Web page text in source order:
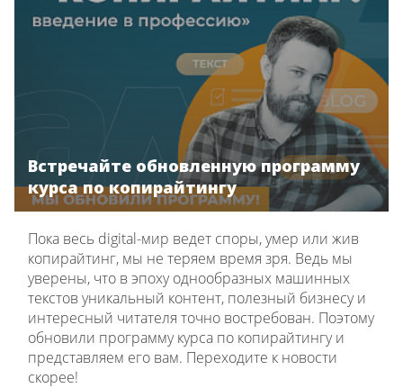
Встречайте обновленную программу
курса по копирайтингу
Пока весь digital-мир ведет споры, умер или жив
копирайтинг, мы не теряем время зря. Ведь мы
уверены, что в эпоху однообразных машинных
текстов уникальный контент, полезный бизнесу и
интересный читателя точно востребован. Поэтому
обновили программу курса по копирайтингу и
представляем его вам. Переходите к новости
скорее!